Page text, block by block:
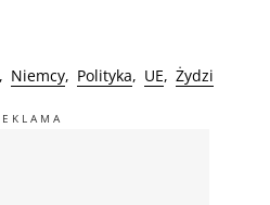
Niemcy Polityka UE Żydzi